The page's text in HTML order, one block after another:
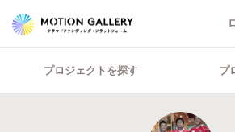
プロジェクトを探す プ